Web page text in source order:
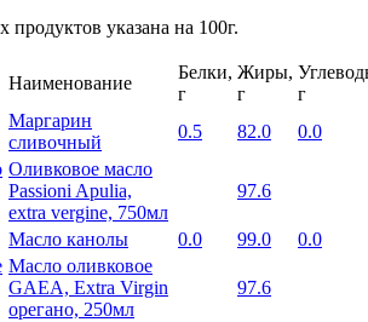
продуктов указана на 100г.
Наименование
Белки,
г
Жиры,
г
г
Маргарин
сливочный
0.5 82.0
0.0
Оливковое масло
Passioni Apulia,
extra vergine, 750мл
97.6
Масло канолы 0.0 99.0
0.0
Масло оливковое
GAEA, Extra Virgin
орегано, 250мл
97.6